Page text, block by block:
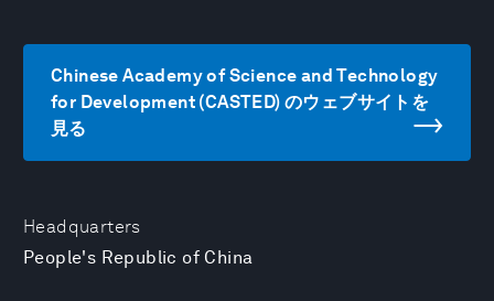
Headquarters
People's Republic of China
Chinese Academy of Science and Technology
for Development (CASTED) のウェブサイトを
見る